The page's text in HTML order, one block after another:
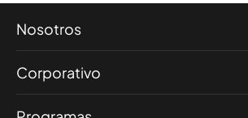
Nosotros
Corporativo